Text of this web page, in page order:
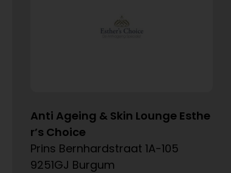
Anti Ageing & Skin Lounge Esthe
r’s Choice
Prins Bernhardstraat 1A-105
9251GJ Burgum